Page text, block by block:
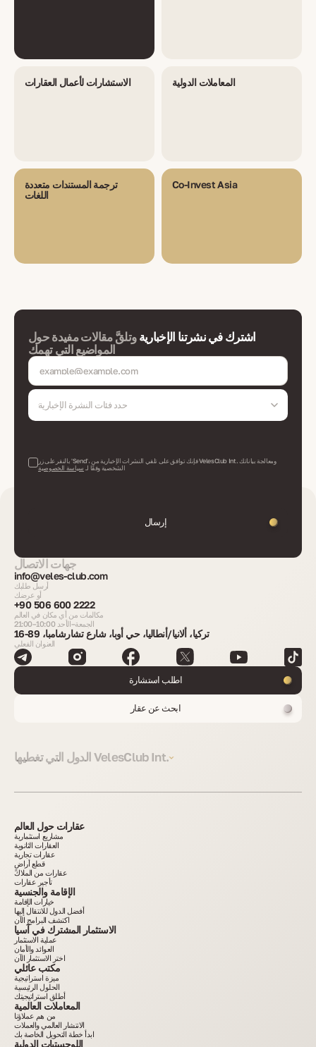
الاستشارات لأعمال العقارات المعاملات الدولية
ترجمة المستندات متعددة
اللغات
Co-Invest Asia
اشترك في نشرتنا الإخباريةوتلقَّ مقالات مفيدة حول
المواضيع التي تهمك
حدد فئات النشرة الإخبارية
بالنقر على زر 'Send'، فإنك توافق على تلقي النشرات الإخبارية من VelesClub Int. ومعالجة بياناتك
الشخصية وفقًا لـ سياسة الخصوصية
إرسال
جهات الاتصال
info@veles-club.com
أرسل طلبك
أو عرضك
+90 506 600 2222
مكالمات من أي مكان في العالم
الجمعة–الأحد 10:00–21:00
تركيا، ألانيا/أنطاليا، حي أوبا، شارع تشارشامبا، 89-16
العنوان الفعلي
اطلب استشارة
ابحث عن عقار
الدول التي تغطيها VelesClub Int.
عقارات حول العالم
مشاريع استثمارية
العقارات الثانوية
عقارات تجارية
قطع أراضٍ
عقارات من الملاك
تأجير عقارات
الإقامة والجنسية
خيارات الإقامة
أفضل الدول للانتقال إليها
اكتشف البرامج الآن
الاستثمار المشترك في آسيا
عملية الاستثمار
العوائد والأمان
اختر الاستثمار الآن
مكتب عائلي
ميزة استراتيجية
الحلول الرئيسية
أطلق استراتيجيتك
المعاملات العالمية
من هم عملاؤنا
الانتشار العالمي والعملات
ابدأ خطة التحويل الخاصة بك
اللوجستيات الدولية